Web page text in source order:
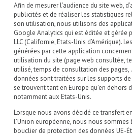
Afin de mesurer l’audience du site web,
publicités et de réaliser les statistiques
son utilisation, nous utilisons des
Google Analytics qui est éditée et gérée
LLC (Californie, Etats-Unis d’Amérique).
générées par cette application
utilisation du site (page web consultée,
utilisé, temps de consultation des pages,
données sont traitées sur les supports
se trouvent tant en Europe qu’en dehors
notamment aux Etats-Unis.
Lorsque nous avons décidé ce transfert
l’Union européenne, nous nous sommes
bouclier de protection des données UE-